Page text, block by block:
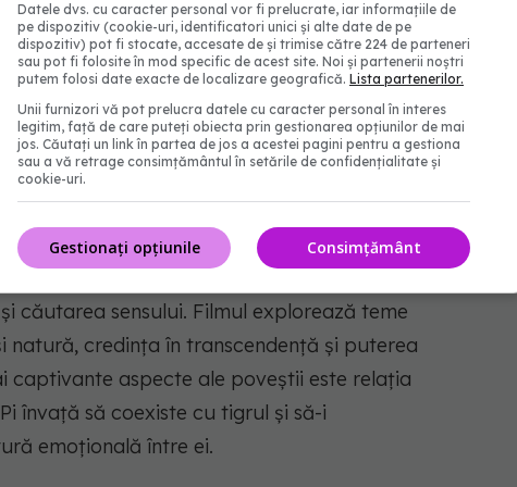
și pentru cei care cred că au nevoie de o evadare
cu același nume, în regia lui Ang Lee, acest film
pe mare alături de un tigru, oferind
căutarea sensului. Filmul explorează teme
credința în transcendență și puterea
captivante aspecte ale poveștii este relația
învață să coexiste cu tigrul și să-i
emoțională între ei.
Datele dvs. cu caracter personal vor fi prelucrate, iar informațiile de
pe dispozitiv (cookie-uri, identificatori unici și alte date de pe
dispozitiv) pot fi stocate, accesate de și trimise către 224 de parteneri
sau pot fi folosite în mod specific de acest site. Noi și partenerii noștri
putem folosi date exacte de localizare geografică. Lista partenerilor.
Unii furnizori vă pot prelucra datele cu caracter personal în interes
legitim, față de care puteți obiecta prin gestionarea opțiunilor de mai
jos. Căutați un link în partea de jos a acestei pagini pentru a gestiona
sau a vă retrage consimțământul în setările de confidențialitate și
cookie-uri.
Consimțământ
Gestionați opțiunile